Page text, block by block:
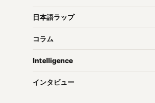
日本語ラップ
コラム
Intelligence
インタビュー